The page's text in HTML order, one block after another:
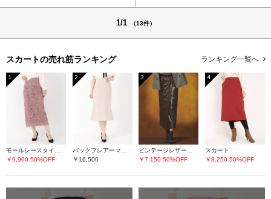
1/1 （13件）
スカートの売れ筋ランキング ランキング一覧へ
1
モールレースタイトスカート
￥9,900 50%OFF
2
バックフレアーマーメイドスカート
￥16,500
3
ビンテージレザーライク スカート
￥7,150 50%OFF
4
スカート
￥8,250 50%OFF